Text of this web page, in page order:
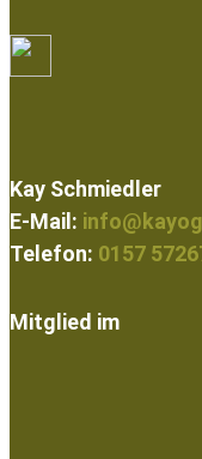
Kay Schmiedler
E-Mail:
Telefon: 0157
Mitglied im